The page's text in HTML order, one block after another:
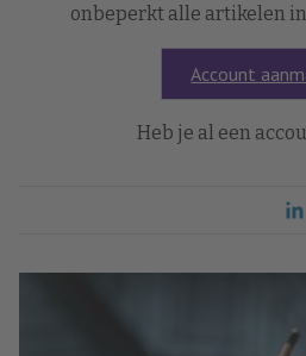
onbeperkt alle artikelen
Account
Heb je al een